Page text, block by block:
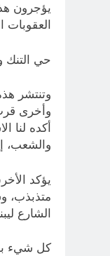
يؤجرون
حي التنك
وتنتشر
وأخرى
أكده لنا
والشعب، إذ تبلغ الأحياء العشوائية
يؤكد
متذبذب،
الشارع
كل شيء